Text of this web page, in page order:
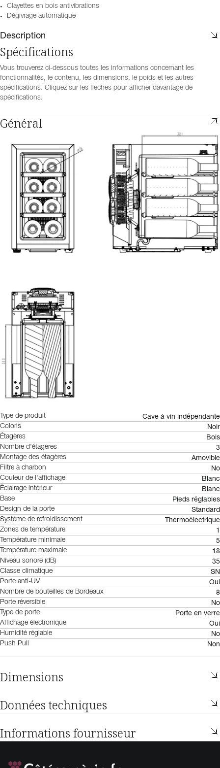
Clayettes en bois antivibrations
Dégivrage automatique
Description
Spécifications
Vous trouverez ci-dessous toutes les informations concernant les
fonctionnalités, le contenu, les dimensions, le poids et les autres
spécifications. Cliquez sur les flèches pour afficher davantage de
spécifications.
Général
Type de produit Cave à vin indépendante
Coloris Noir
Étagères Bois
Nombre d'étagères 3
Montage des étagères Amovible
Filtre à charbon No
Couleur de l'affichage Blanc
Éclairage intérieur Blanc
Base Pieds réglables
Design de la porte Standard
Système de refroidissement Thermoélectrique
Zones de température 1
Température minimale 5
Température maximale 18
Niveau sonore (dB) 35
Classe climatique SN
Porte anti-UV Oui
Nombre de bouteilles de Bordeaux 8
Porte réversible No
Type de porte Porte en verre
Affichage électronique Oui
Humidité réglable No
Push Pull Non
Dimensions
Données techniques
Informations fournisseur